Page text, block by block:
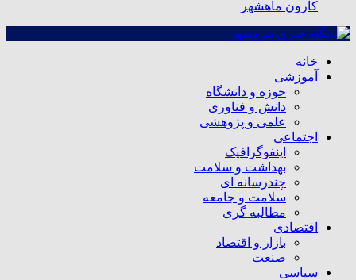
کارون ماهشهر
خانه
آموزشی
حوزه و دانشگاه
دانش و فناوری
علمی و پژوهشی
اجتماعی
اینفوگرافیک
بهداشت و سلامت
چندرسانه ای
سلامت و جامعه
مطالبه گری
اقتصادی
بازار و اقتصاد
صنعت
سیاسی